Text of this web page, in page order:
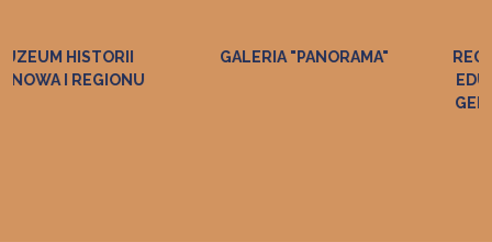
GALERIA "PANORAMA"
REGIONALNE CENTRUM
EDUKACJI O PAMIĘCI IM.
GEN. BRYG. ZDZISŁAWA